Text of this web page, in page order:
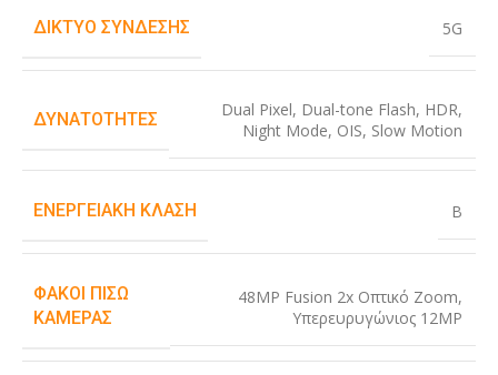
ΔΊΚΤΥΟ ΣΎΝΔΕΣΗΣ 5G
ΔΥΝΑΤΌΤΗΤΕΣ Dual Pixel, Dual-tone Flash, HDR,
Night Mode, OIS, Slow Motion
ΕΝΕΡΓΕΙΑΚΉ ΚΛΆΣΗ B
ΦΑΚΟΊ ΠΊΣΩ
ΚΆΜΕΡΑΣ
48MP Fusion 2x Οπτικό Zoom,
Υπερευρυγώνιος 12MP